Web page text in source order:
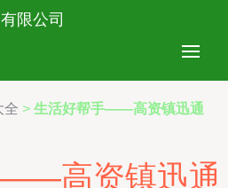
限公司
全 > 生活好帮手——高资镇迅通
高资镇迅通